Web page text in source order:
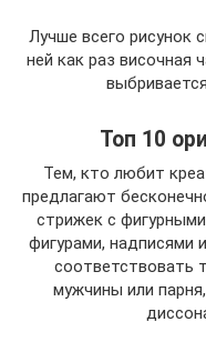
Лучше всего рисунок
ней как раз височная
Топ 10
Тем, кто любит
предлагают
стрижек с
фигурами, надписями
соответствовать
мужчины или